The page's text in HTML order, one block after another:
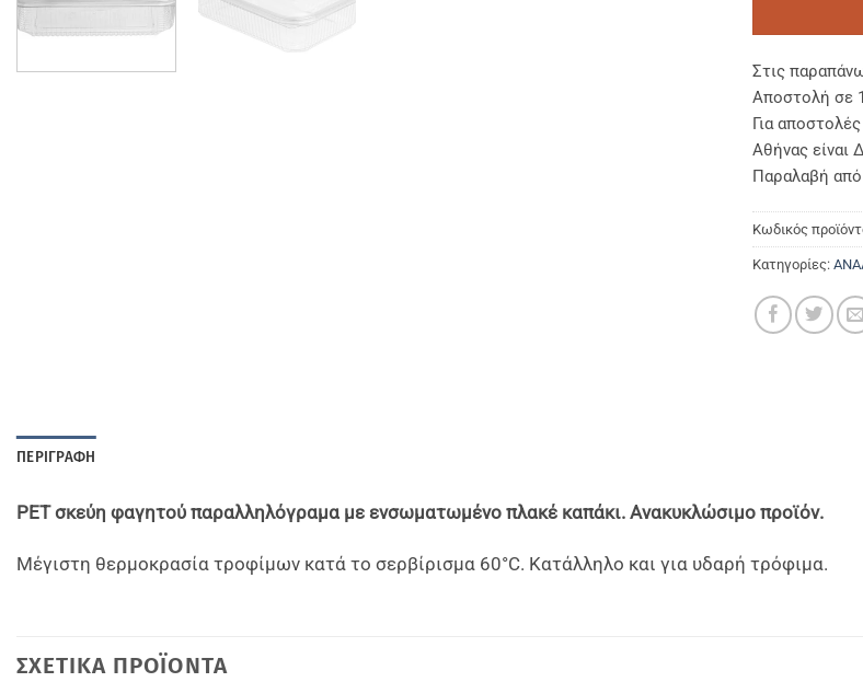
Στις
Αποστολή σε
Για
Αθήνας είναι
Παραλαβή από
Κωδικός
Κατηγορίες:
ΠΕΡΙΓΡΑΦΉ
PET σκεύη φαγητού παραλληλόγραμα με ενσωματωμένο πλακέ καπάκι. Ανακυκλώσιμο προϊόν.
Μέγιστη θερμοκρασία τροφίμων κατά το σερβίρισμα 60°C. Κατάλληλο και για υδαρή τρόφιμα.
ΣΧΕΤΙΚΆ ΠΡΟΪΌΝΤΑ